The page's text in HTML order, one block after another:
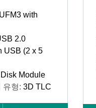
with
2.0
USB (2 x 5
Module
유형: 3D TLC